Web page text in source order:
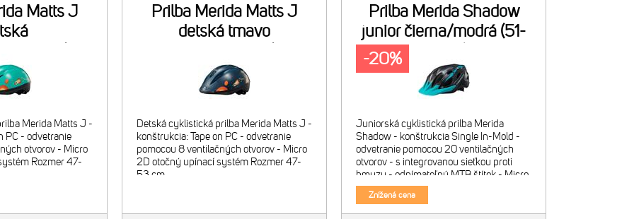
Matts J
Merida Matts J -
PC - odvetranie
otvorov - Micro
Rozmer 47-
Prilba Merida Matts J
detská tmavo
53cm)
Detská cyklistická prilba Merida Matts J -
konštrukcia: Tape on PC - odvetranie
pomocou 8 ventilačných otvorov - Micro
2D otočný upínací systém Rozmer 47-
53 cm
Prilba Merida Shadow
junior čierna/modrá (51-
Juniorská cyklistická prilba Merida
Shadow - konštrukcia Single In-Mold -
odvetranie pomocou 20 ventilačných
otvorov - s integrovanou sieťkou proti
hmyzu - odnímateľný MTB štítok - Micro
2D otočný upínací systém - komfortné
výstelky prilby Hmot
Znížená cena
-20%